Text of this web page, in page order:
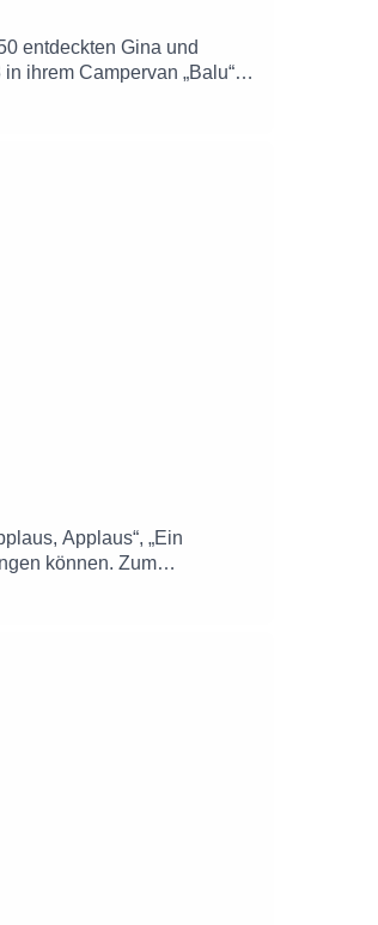
entdeckten Gina und
ihrem Campervan „Balu“.
zu erfinden.
Applaus“, „Ein
können. Zum
und Camping in Jesolo.